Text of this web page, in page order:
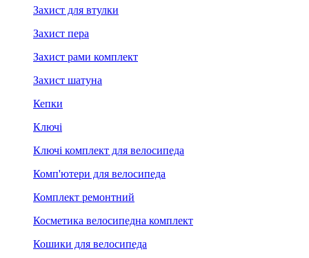
Захист для втулки
Захист пера
Захист рами комплект
Захист шатуна
Кепки
Ключі
Ключі комплект для велосипеда
Комп'ютери для велосипеда
Комплект ремонтний
Косметика велосипедна комплект
Кошики для велосипеда